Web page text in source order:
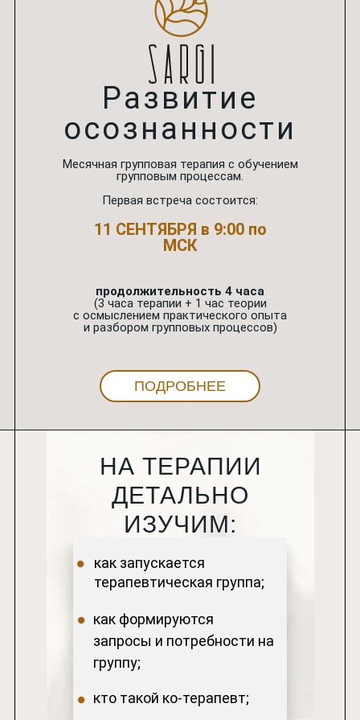
Развитие
осознанности
Месячная групповая терапия с обучением
групповым процессам.
Первая встреча состоится:
КУПИТЬ
ПОДРОБНЕЕ
продолжительность 4 часа
(3 часа терапии + 1 час теории
с осмыслением практического опыта
и разбором групповых процессов)
11 СЕНТЯБРЯ в 9:00 по
МСК
НА ТЕРАПИИ
ДЕТАЛЬНО
ИЗУЧИМ:
как запускается
терапевтическая группа;
кто такой ко-терапевт;
как формируются
запросы и потребности на
группу;